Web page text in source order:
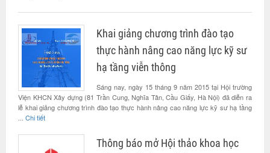
Khai giảng chương trình đào tạo
thực hành nâng cao năng lực kỹ sư
hạ tầng viễn thông
Sáng nay, ngày 15 tháng 9 năm 2015 tại Hội trường
Viện KHCN Xây dựng (81 Trần Cung, Nghĩa Tân, Cầu Giấy, Hà Nội) đã diễn ra
lễ khai giảng chương trình đào tạo thực hành nâng cao năng lực kỹ sư hạ tầng
Chi tiết
Thông báo mở Hội thảo khoa học